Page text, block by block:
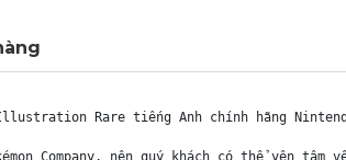
Rare tiếng Anh chính hãng
Company, nên quý khách có thể